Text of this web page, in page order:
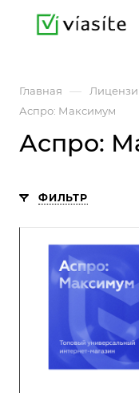
Главная —
Аспро: Максимум
Аспро:
ФИЛЬТР